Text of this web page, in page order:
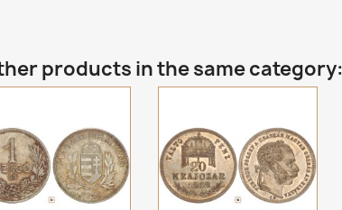
products in the same category: